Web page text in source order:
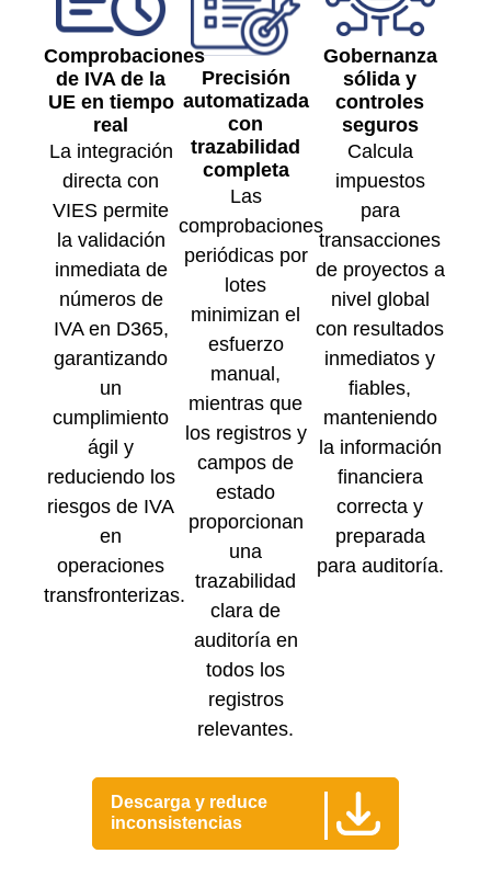
Comprobaciones
de IVA de la
UE en tiempo
real
La integración
directa con
VIES permite
la validación
inmediata de
números de
IVA en D365,
garantizando
un
cumplimiento
ágil y
reduciendo los
riesgos de IVA
en
operaciones
transfronterizas.
Precisión
automatizada
con
trazabilidad
completa
Las
comprobaciones
periódicas por
lotes
minimizan el
esfuerzo
manual,
mientras que
los registros y
campos de
estado
proporcionan
una
trazabilidad
clara de
auditoría en
todos los
registros
relevantes.
Gobernanza
sólida y
controles
seguros
Calcula
impuestos
para
transacciones
de proyectos a
nivel global
con resultados
inmediatos y
fiables,
manteniendo
la información
financiera
correcta y
preparada
para auditoría.
Descarga y reduce
inconsistencias